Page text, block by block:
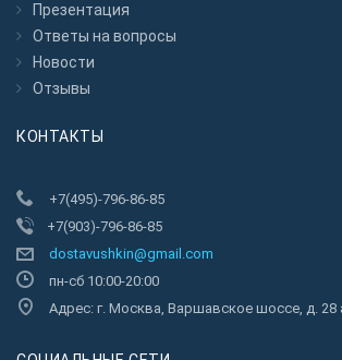
Презентация
Ответы на вопросы
Новости
Отзывы
КОНТАКТЫ
+7(495)-796-86-85
+7(903)-796-86-85
dostavushkin@gmail.com
пн-сб 10:00-20:00
Адрес: г. Москва, Варшавское шоссе, д. 28